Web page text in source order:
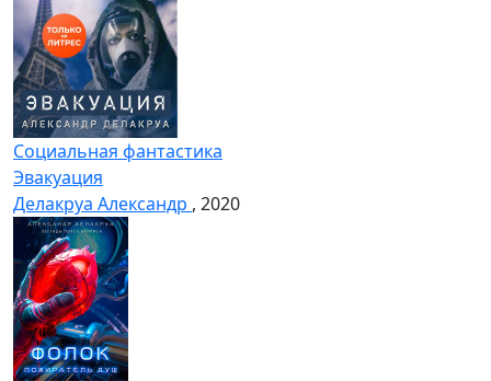
Социальная фантастика
Эвакуация
Делакруа Александр , 2020